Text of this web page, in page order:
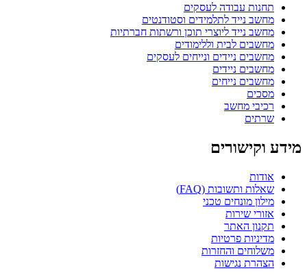
תחנות עבודה לעסקים
מחשב נייד לתלמידים וסטודנטים
מחשב נייד ליוצרי תוכן ורשתות חברתיות
מחשבים לבית וללימודים
מחשבים ניידים ונייחים לעסקים
מחשבים ניידים
מחשבים נייחים
מסכים
רכיבי מחשב
שרתים
מידע וקישורים
אודות
שאלות ותשובות (FAQ)
מילון מונחים טכני
אזורי שירות
תקנון האתר
מדיניות פרטיות
משלוחים והחזרות
הצהרת נגישות